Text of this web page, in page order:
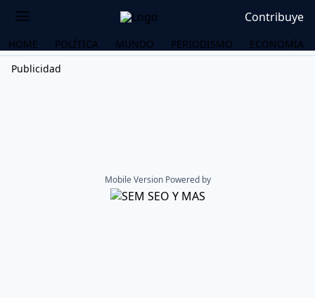
Contribuye
HOME POLÍTICA MUNDO PERIODISMO
ECONOMÍA
Publicidad
Mobile Version Powered by